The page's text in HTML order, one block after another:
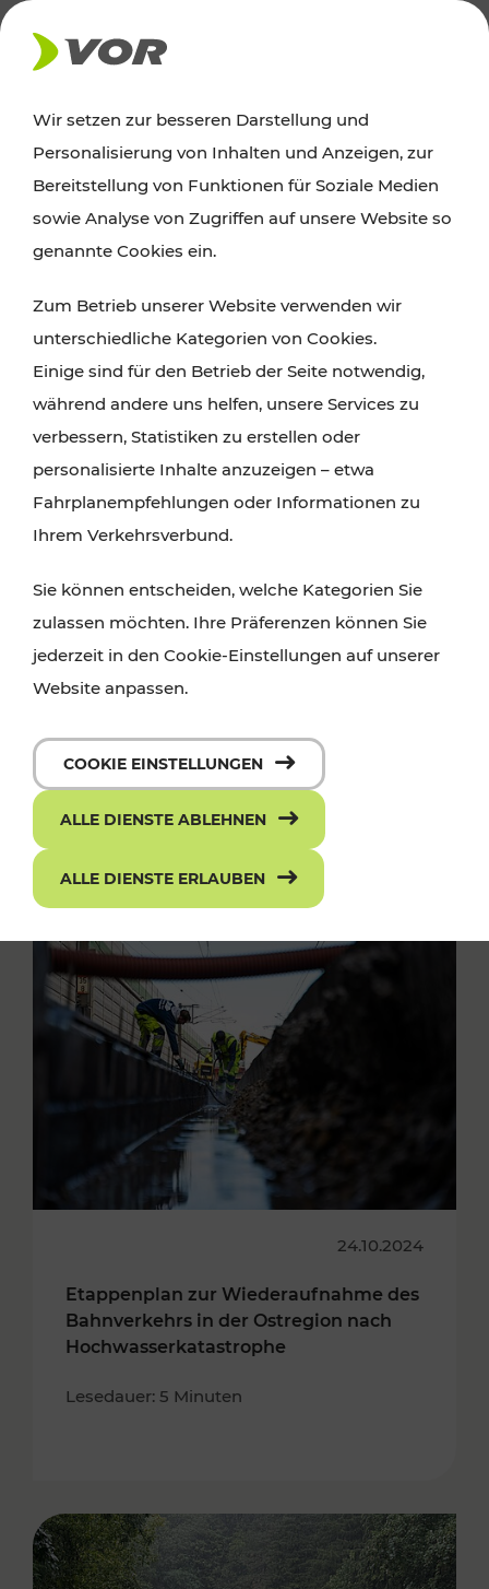
AKTUELLES
News
Alle wichtigen Meldungen zu Fahrplanänderungen,
finden Sie hier im Überblick.
24.10.2024
Etappenplan zur Wiederaufnahme des
Bahnverkehrs in der Ostregion nach
Hochwasserkatastrophe
Lesedauer: 5 Minuten
Wir setzen zur besseren Darstellung und
Personalisierung von Inhalten und Anzeigen, zur
Bereitstellung von Funktionen für Soziale Medien
sowie Analyse von Zugriffen auf unsere Website so
genannte Cookies ein.
Zum Betrieb unserer Website verwenden wir
unterschiedliche Kategorien von Cookies.
Einige sind für den Betrieb der Seite notwendig,
während andere uns helfen, unsere Services zu
verbessern, Statistiken zu erstellen oder
personalisierte Inhalte anzuzeigen – etwa
Fahrplanempfehlungen oder Informationen zu
Ihrem Verkehrsverbund.
Sie können entscheiden, welche Kategorien Sie
zulassen möchten. Ihre Präferenzen können Sie
jederzeit in den Cookie-Einstellungen auf unserer
Website anpassen.
COOKIE EINSTELLUNGEN
ALLE DIENSTE ABLEHNEN
ALLE DIENSTE ERLAUBEN